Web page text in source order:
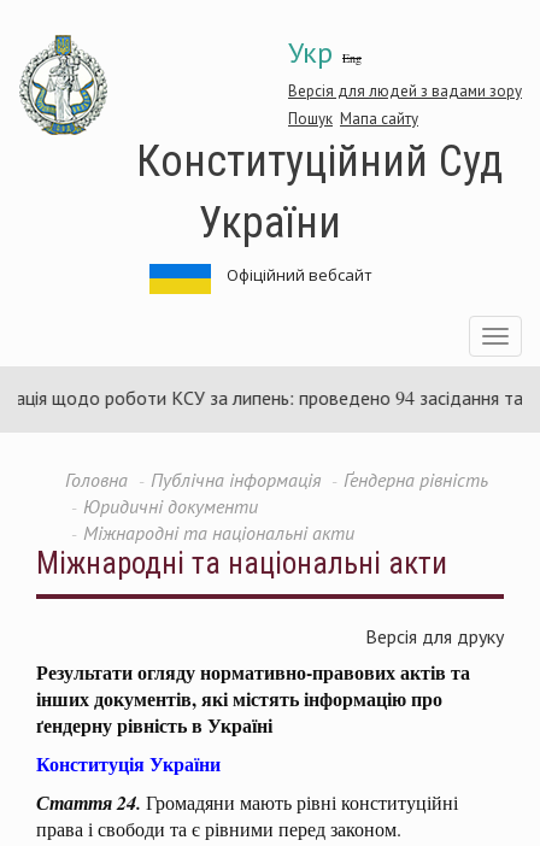
основного
матеріалу
Укр Eng
Версія для людей з вадами зору
Пошук Мапа сайту
Конституційний Суд
України
Офіційний вебсайт
Toggle
роботи КСУ за липень: проведено 94 засідання та ухвалено
Головна Публічна інформація
Ґендерна рівність
Юридичні документи
Міжнародні та національні акти
Міжнародні та національні акти
Версія для друку
Результати огляду нормативно-правових актів та
інших документів, які містять інформацію про
ґендерну рівність в Україні
Конституція України
Стаття 24. Громадяни мають рівні конституційні
права і свободи та є рівними перед законом.